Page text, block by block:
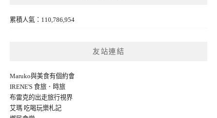
累積人氣：110,786,954
友站連結
Maruko與美食有個約會
IRENE'S 食旅．時旅
布雷克的出走旅行視界
艾瑪 吃喝玩樂札記